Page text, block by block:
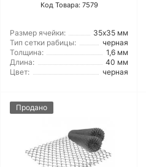
Код Товара: 7579
Размер ячейки:
35х35 мм
Тип сетки рабицы:
черная
Толщина:
1,6 мм
Длина:
40 мм
Цвет:
черная
Продано